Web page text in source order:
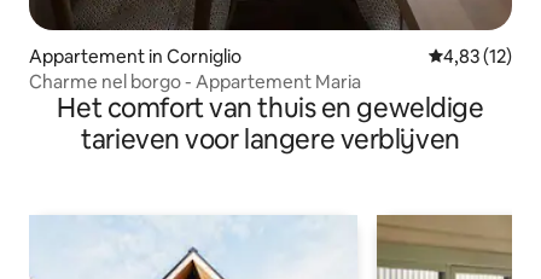
Appartement in Corniglio Gemiddelde
4,83 (12)
Charme nel borgo - Appartement Maria
Het comfort van thuis en geweldige
tarieven voor langere verblijven